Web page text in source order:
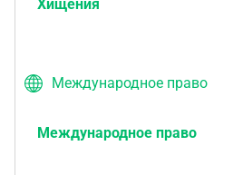
Хищения
Международное право
Международное право